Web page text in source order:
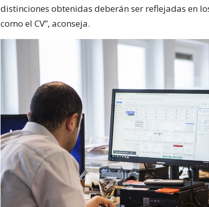
distinciones obtenidas deberán ser reflejadas en
como el CV”, aconseja.